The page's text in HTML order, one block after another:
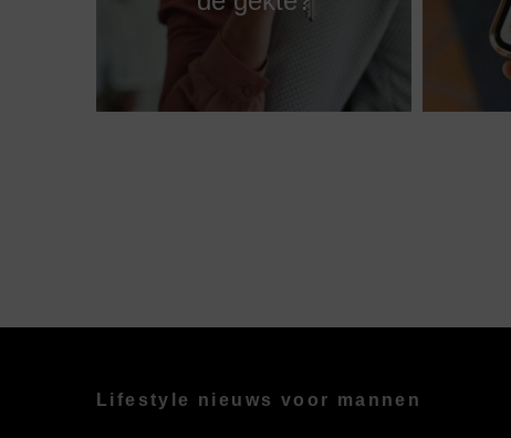
Lifestyle nieuws voor mannen